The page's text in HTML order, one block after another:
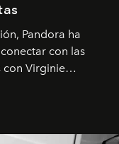
Pandora ha
con las
con Virginie
para
y el valor